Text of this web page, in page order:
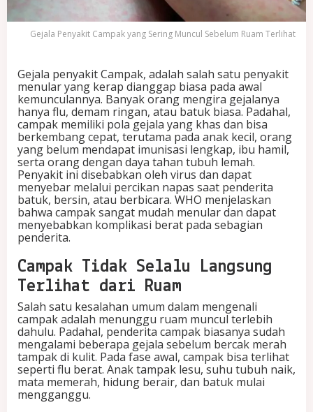
n
g
r
i
n
g
M
u
n
c
u
l
S
e
b
u
m
R
a
m
T
e
r
l
i
Gejala Penyakit Campak yang Sering Muncul Sebelum Ruam Terlihat
Gejala penyakit Campak, adalah salah satu penyakit
menular yang kerap dianggap biasa pada awal
kemunculannya. Banyak orang mengira gejalanya
hanya flu, demam ringan, atau batuk biasa. Padahal,
campak memiliki pola gejala yang khas dan bisa
berkembang cepat, terutama pada anak kecil, orang
yang belum mendapat imunisasi lengkap, ibu hamil,
serta orang dengan daya tahan tubuh lemah.
Penyakit ini disebabkan oleh virus dan dapat
menyebar melalui percikan napas saat penderita
batuk, bersin, atau berbicara. WHO menjelaskan
bahwa campak sangat mudah menular dan dapat
menyebabkan komplikasi berat pada sebagian
penderita.
Campak Tidak Selalu Langsung
Terlihat dari Ruam
Salah satu kesalahan umum dalam mengenali
campak adalah menunggu ruam muncul terlebih
dahulu. Padahal, penderita campak biasanya sudah
mengalami beberapa gejala sebelum bercak merah
tampak di kulit. Pada fase awal, campak bisa terlihat
seperti flu berat. Anak tampak lesu, suhu tubuh naik,
mata memerah, hidung berair, dan batuk mulai
mengganggu.